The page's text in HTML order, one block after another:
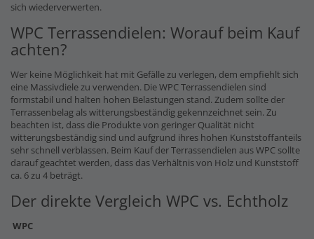
sich wiederverwerten.
WPC Terrassendielen: Worauf beim Kauf
achten?
Wer keine Möglichkeit hat mit Gefälle zu verlegen, dem empfiehlt sich
eine Massivdiele zu verwenden. Die WPC Terrassendielen sind
formstabil und halten hohen Belastungen stand. Zudem sollte der
Terrassenbelag als witterungsbeständig gekennzeichnet sein. Zu
beachten ist, dass die Produkte von geringer Qualität nicht
witterungsbeständig sind und aufgrund ihres hohen Kunststoffanteils
sehr schnell verblassen. Beim Kauf der Terrassendielen aus WPC sollte
darauf geachtet werden, dass das Verhältnis von Holz und Kunststoff
ca. 6 zu 4 beträgt.
Der direkte Vergleich WPC vs. Echtholz
WPC